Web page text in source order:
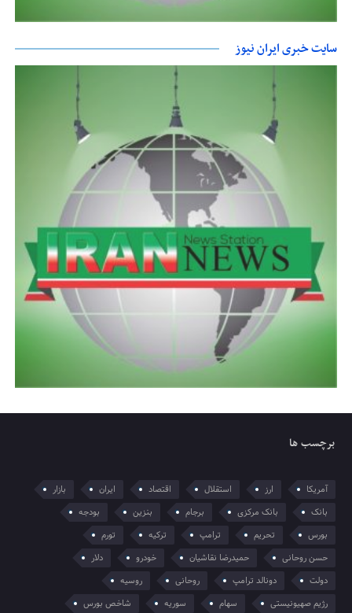
سایت خبری ایران نیوز
برچسب ها
آمریکا ارز استقلال اقتصاد ایران
بازار
بانک
بانک مرکزی برجام بنزین
بودجه
بورس
تحریم ترامپ ترکیه
تورم
حسن روحانی
حمیدرضا نقاشیان خودرو
دلار
دولت
دونالد ترامپ روحانی
روسیه
رژیم صهیونیستی
سهام سوریه شاخص بورس